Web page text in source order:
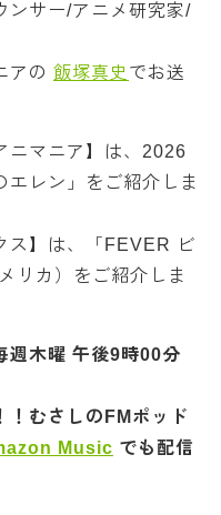
ンサー/アニメ研究家/
アの 飯塚真史 でお送
ニマニア】は、2026
エレン」をご紹介しま
ス】は、「FEVER ビ
リカ）をご紹介しま
週木曜 午後9時00分
！むさしのFMポッド
Music でも配信